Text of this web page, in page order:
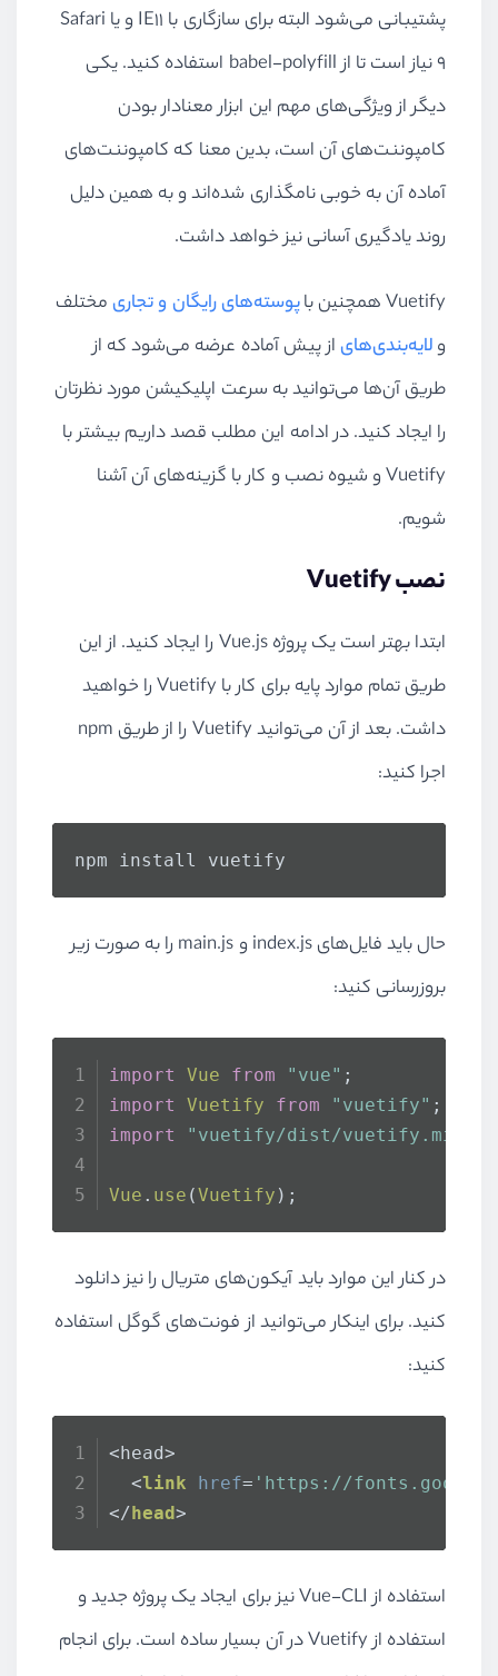
پشتیبانی می‌شود البته برای سازگاری با IE11 و یا Safari
9 نیاز است تا از babel-polyfill استفاده کنید. یکی
دیگر از ویژگی‌های مهم این ابزار معنادار بودن
کامپوننت‌های آن است، بدین معنا که کامپوننت‌های
آماده آن به خوبی نامگذاری شده‌اند و به همین دلیل
روند یادگیری آسانی نیز خواهد داشت.
Vuetify همچنین با پوسته‌های رایگان و تجاریمختلف
ولایه‌بندی‌هایاز پیش آماده عرضه می‌شود که از
طریق آن‌ها می‌توانید به سرعت اپلیکیشن مورد نظرتان
را ایجاد کنید. در ادامه این مطلب قصد داریم بیشتر با
Vuetify و شیوه نصب و کار با گزینه‌های آن آشنا
شویم.
نصب Vuetify
ابتدا بهتر است یک پروژه Vue.js را ایجاد کنید. از این
طریق تمام موارد پایه برای کار با Vuetify را خواهید
داشت. بعد از آن می‌توانید Vuetify را از طریق npm
اجرا کنید:
npm install vuetify
حال باید فایل‌های index.js و main.js را به صورت زیر
بروزرسانی کنید:
import Vue from "vue" ;
import
Vuetify from "vuetify" ;
import
"vuetify/dist/
Vue . use (Vuetify );
در کنار این موارد باید آیکون‌های متریال را نیز دانلود
کنید. برای اینکار می‌توانید از فونت‌های گوگل استفاده
کنید:
<head>
<link href= 'https://
</head>
استفاده از Vue-CLI نیز برای ایجاد یک پروژه جدید و
استفاده از Vuetify در آن بسیار ساده است. برای انجام